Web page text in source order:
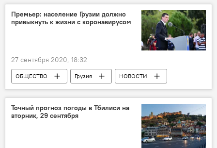
Премьер: население Грузии должно
привыкнуть к жизни с коронавирусом
27 сентября 2020, 18:32
ОБЩЕСТВО Грузия
НОВОСТИ
Коронавирус COVID-19
Точный прогноз погоды в Тбилиси на
вторник, 29 сентября